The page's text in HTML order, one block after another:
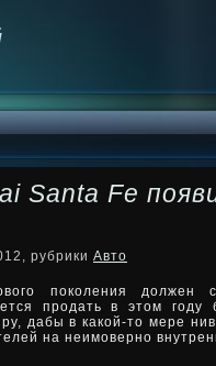
Santa Fe
рубрики Авто
поколения должен
продать в этом
дабы в какой-то мере
на неимоверно